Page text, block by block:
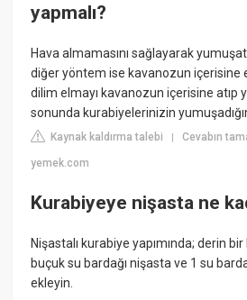
yapmalı?
Hava almamasını sağlayarak
diğer yöntem ise kavanozun içerisine
dilim elmayı kavanozun içerisine atıp
sonunda kurabiyelerinizin
Kaynak kaldırma talebi |Cevabın
yemek.com
Kurabiyeye nişasta ne
Nişastalı kurabiye yapımında; derin
buçuk su bardağı nişasta ve 1 su
ekleyin.